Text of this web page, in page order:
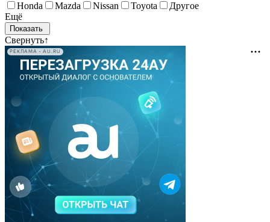
Honda Mazda Nissan Toyota
Другое
Ещё
Свернуть↑
РЕКЛАМА • AU.RU